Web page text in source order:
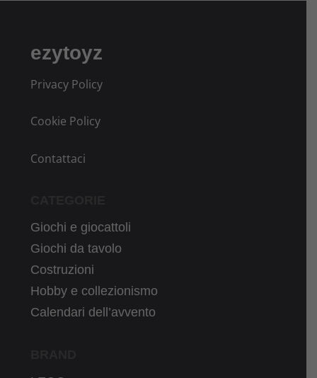
ezytoyz
Privacy Policy
Cookie Policy
Contattaci
Giochi e giocattoli
Giochi da tavolo
Costruzioni
Hobby e collezionismo
Calendari dell’avvento